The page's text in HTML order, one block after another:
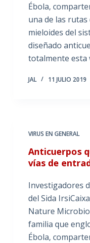
Ébola,
una de las rutas
mieloides del
diseñado
totalmente esta
JAL 11 JULIO 2019
VIRUS EN GENERAL
Anticuerpos
vías de
Investigadores
del Sida
Nature
familia que
Ébola,